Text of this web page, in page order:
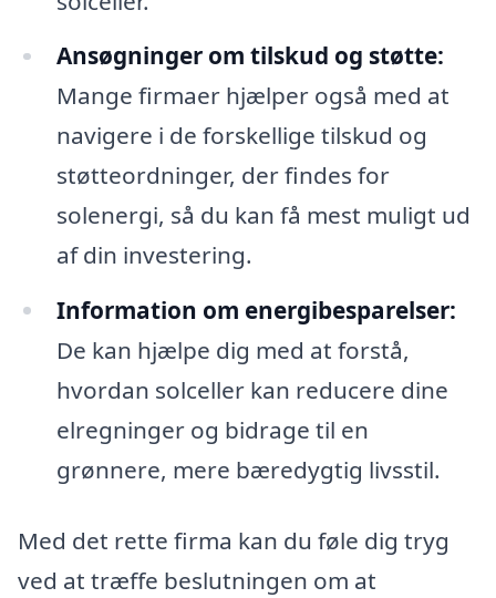
Ansøgninger om tilskud og støtte:
Mange firmaer hjælper også med at
navigere i de forskellige tilskud og
støtteordninger, der findes for
solenergi, så du kan få mest muligt ud
af din investering.
Information om energibesparelser:
De kan hjælpe dig med at forstå,
hvordan solceller kan reducere dine
elregninger og bidrage til en
grønnere, mere bæredygtig livsstil.
Med det rette firma kan du føle dig tryg
ved at træffe beslutningen om at